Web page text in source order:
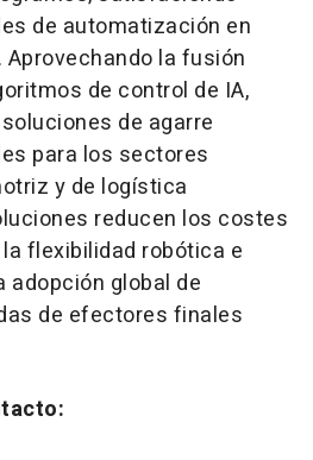
de automatización en
la fusión
de control de IA,
de agarre
para los sectores
y de logística
reducen los costes
flexibilidad robótica e
adopción global de
de efectores finales